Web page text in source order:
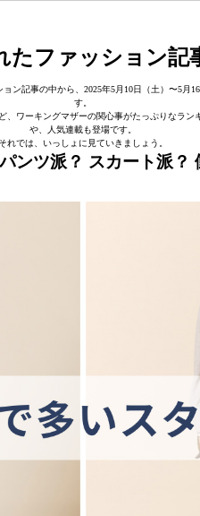
たファッション記
ン記事の中から、2025年5月10日（土）〜5月
す。
ワーキングマザーの関心事がたっぷりなラ
や、人気連載も登場です。
それでは、いっしょに見ていきましょう。
ンツ派？ スカート派